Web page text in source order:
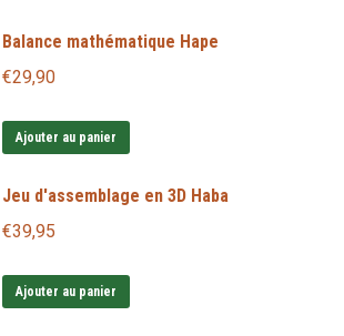
choisies
produit
Balance mathématique Hape
€29,90
Ajouter au panier
Jeu d'assemblage en 3D Haba
€39,95
Ajouter au panier